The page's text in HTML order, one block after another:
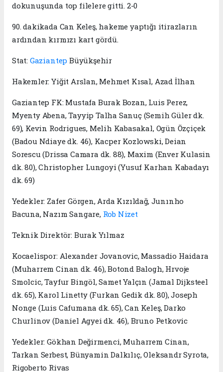
dokunuşunda top filelere gitti. 2-0
90. dakikada Can Keleş, hakeme yaptığı itirazların
ardından kırmızı kart gördü.
Stat: Gaziantep Büyükşehir
Hakemler: Yiğit Arslan, Mehmet Kısal, Azad İlhan
Gaziantep FK: Mustafa Burak Bozan, Luis Perez,
Myenty Abena, Tayyip Talha Sanuç (Semih Güler dk.
69), Kevin Rodrigues, Melih Kabasakal, Ogün Özçiçek
(Badou Ndiaye dk. 46), Kacper Kozlowski, Deian
Sorescu (Drissa Camara dk. 88), Maxim (Enver Kulasin
dk. 80), Christopher Lungoyi (Yusuf Karhan Kabadayı
dk. 69)
Yedekler: Zafer Görgen, Arda Kızıldağ, Junınho
Bacuna, Nazım Sangare, Rob Nizet
Teknik Direktör: Burak Yılmaz
Kocaelispor: Alexander Jovanovic, Massadio Haidara
(Muharrem Cinan dk. 46), Botond Balogh, Hrvoje
Smolcic, Tayfur Bingöl, Samet Yalçın (Jamal Dijksteel
dk. 65), Karol Linetty (Furkan Gedik dk. 80), Joseph
Nonge (Luis Cafumana dk. 65), Can Keleş, Darko
Churlinov (Daniel Agyei dk. 46), Bruno Petkovic
Yedekler: Gökhan Değirmenci, Muharrem Cinan,
Tarkan Serbest, Bünyamin Dalkılıç, Oleksandr Syrota,
Rigoberto Rivas